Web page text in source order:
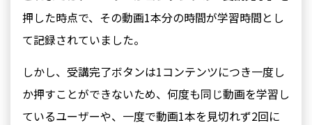
押した時点で、その動画1本分の時間が学習時間とし
て記録されていました。
しかし、 受講完了ボタンは1コンテンツにつき一度し
か押すことができないため、何度も同じ動画を学習し
ているユーザーや、一度で動画1本を見切れず2回に